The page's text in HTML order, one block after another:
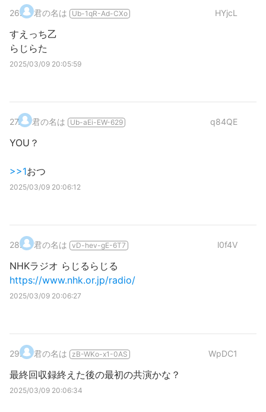
26. 君の名は Ub-1qR-Ad-CXo HYjcL
すえっち乙
らじらた
2025/03/09 20:05:59
27. 君の名は Ub-aEi-EW-629 q84QE
YOU？
>>1おつ
2025/03/09 20:06:12
28. 君の名は vD-hev-gE-6T7 l0f4V
NHKラジオ らじるらじる
https://www.nhk.or.jp/radio/
2025/03/09 20:06:27
29. 君の名は zB-WKo-x1-0AS WpDC1
最終回収録終えた後の最初の共演かな？
2025/03/09 20:06:34